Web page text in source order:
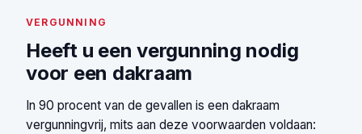
VERGUNNING
Heeft u een vergunning nodig
voor een dakraam
In 90 procent van de gevallen is een dakraam
vergunningvrij, mits aan deze voorwaarden voldaan: